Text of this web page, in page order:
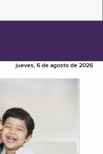
jueves, 6 de agosto de 2026